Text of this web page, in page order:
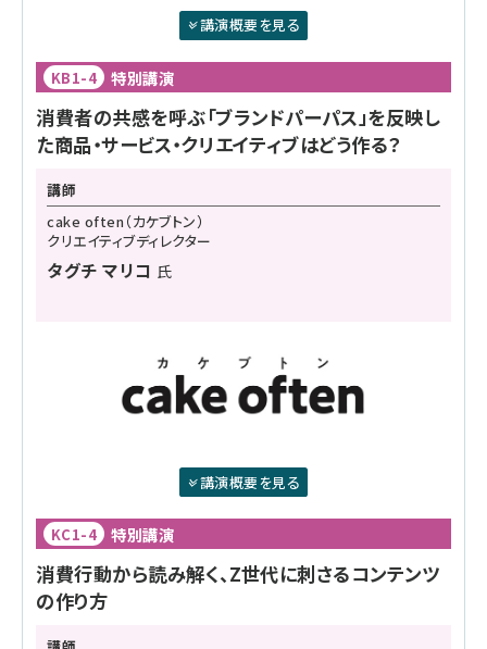
講演概要を見る
KB1-4 特別講演
消費者の共感を呼ぶ「ブランドパーパス」を反映し
た商品・サービス・クリエイティブはどう作る？
講師
cake often（カケブトン）
クリエイティブディレクター
タグチ マリコ 氏
講演概要を見る
KC1-4 特別講演
消費行動から読み解く、Z世代に刺さるコンテンツ
の作り方